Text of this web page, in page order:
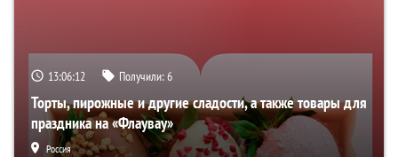
13:06:10 Получили:6
Торты, пирожные и другие сладости, а также товары для
праздника на «Флаувау»
Россия